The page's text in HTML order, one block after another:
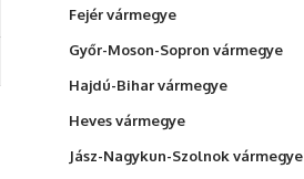
Fejér vármegye
Győr-Moson-Sopron vármegye
Hajdú-Bihar vármegye
Heves vármegye
Jász-Nagykun-Szolnok vármegye